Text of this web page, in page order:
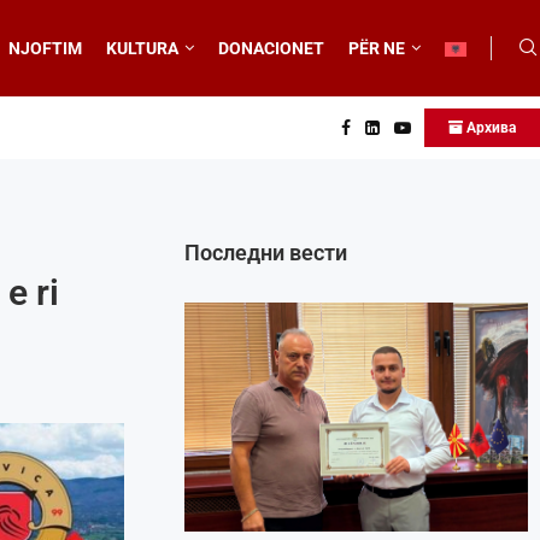
NJOFTIM KULTURA DONACIONET PËR NE
Архива
ri
Последни вести